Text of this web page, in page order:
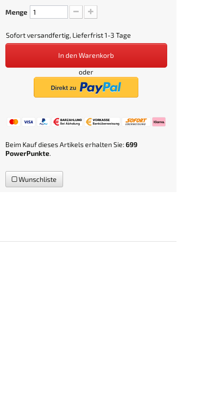
Menge
Sofort versandfertig, Lieferfrist 1-3 Tage
In den Warenkorb
oder
Beim Kauf dieses Artikels erhalten Sie:699
PowerPunkte.
Wunschliste